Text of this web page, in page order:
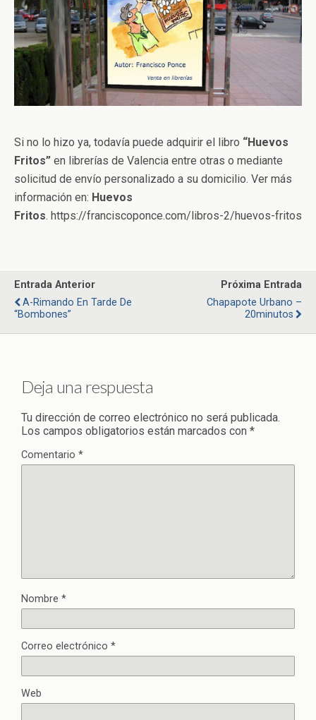
Si no lo hizo ya, todavía puede adquirir el libro “Huevos
Fritos” en librerías de Valencia entre otras o mediante
solicitud de envío personalizado a su domicilio. Ver más
información en: Huevos
Fritos. https://franciscoponce.com/libros-2/huevos-fritos
Entrada Anterior
A-Rimando En Tarde De
“bombones”
Próxima Entrada
Chapapote Urbano –
20minutos
Deja una respuesta
Tu dirección de correo electrónico no será publicada.
Los campos obligatorios están marcados con *
Comentario *
Nombre *
Correo electrónico *
Web